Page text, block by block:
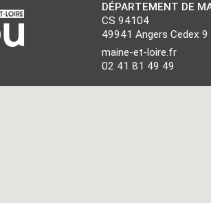
DÉPARTEMENT DE
CS 94104
49941 Angers Cedex 9
maine-et-loire.fr
02 41 81 49 49